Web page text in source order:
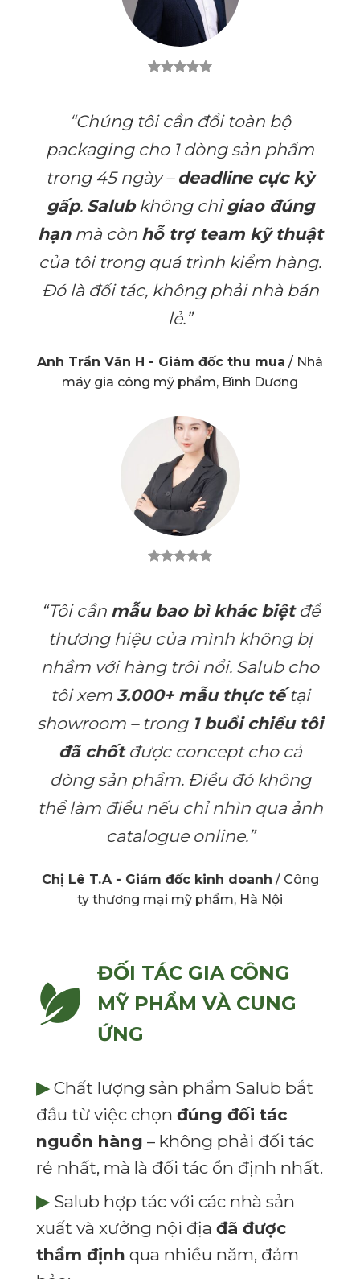
“Chúng tôi cần đổi toàn bộ
packaging cho 1 dòng sản phẩm
trong 45 ngày – deadline cực kỳ
gấp. Salubkhông chỉ giao đúng
hạnmà còn hỗ trợ team kỹ thuật
của tôi trong quá trình kiểm hàng.
Đó là đối tác, không phải nhà bán
lẻ.”
Anh Trần Văn H - Giám đốc thu mua / Nhà
máy gia công mỹ phẩm, Bình Dương
“Tôi cần mẫu bao bì khác biệtđể
thương hiệu của mình không bị
nhầm với hàng trôi nổi. Salub cho
tôi xem 3.000+ mẫu thực tếtại
showroom – trong1 buổi chiều tôi
đã chốtđược concept cho cả
dòng sản phẩm. Điều đó không
thể làm điều nếu chỉ nhìn qua ảnh
catalogue online.”
Chị Lê T.A - Giám đốc kinh doanh / Công
ty thương mại mỹ phẩm, Hà Nội
ĐỐI TÁC GIA CÔNG
MỸ PHẨM VÀ CUNG
ỨNG
▶ Chất lượng sản phẩm Salub bắt
đầu từ việc chọn đúng đối tác
nguồn hàng – không phải đối tác
rẻ nhất, mà là đối tác ổn định nhất.
▶ Salub hợp tác với các nhà sản
xuất và xưởng nội địa đã được
thẩm định qua nhiều năm, đảm